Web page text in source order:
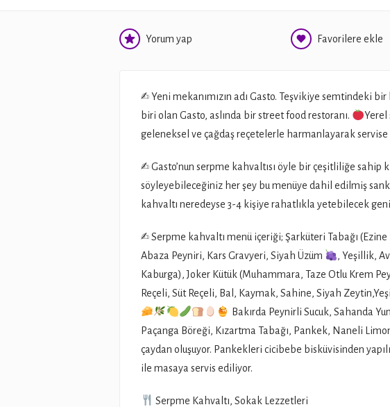
Yorum yap Favorilere ekle
✍Yeni mekanımızın adı Gasto. Teşvikiye semtindeki
biri olan Gasto, aslında bir street food restoranı.
Yerel
geleneksel ve çağdaş reçetelerle harmanlayarak servise
✍Gasto’nun serpme kahvaltısı öyle bir çeşitliliğe sahip
söyleyebileceğiniz her şey bu menüye dahil edilmiş
kahvaltı neredeyse 3-4 kişiye rahatlıkla yetebilecek
✍Serpme kahvaltı menü içeriği; Şarküteri Tabağı
Abaza Peyniri, Kars Gravyeri, Siyah Üzüm
, Yeşillik,
Kaburga), Joker Kütük (Muhammara, Taze Otlu Krem
Reçeli, Süt Reçeli, Bal, Kaymak, Sahine, Siyah
Bakırda Peynirli Sucuk, Sahanda
Paçanga Böreği, Kızartma Tabağı, Pankek, Naneli
çaydan oluşuyor. Pankekleri cicibebe bisküvisinden
ile masaya servis ediliyor.
Serpme Kahvaltı, Sokak Lezzetleri